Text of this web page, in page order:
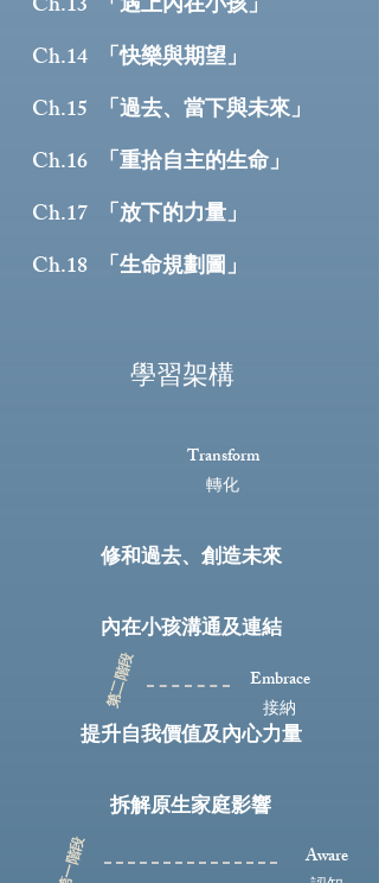
Ch.14 「快樂與期望」
Ch.15 「過去、當下與未來」
Ch.16 「重拾自主的生命」
Ch.17 「放下的力量」
Ch.18 「生命規劃圖」
學習架構
修和過去、創造未來
內在小孩溝通及連結
提升自我價值及內心力量
拆解原生家庭影響
Embrace
接納
Transform
轉化
第一階段
​
第二階段
Aware